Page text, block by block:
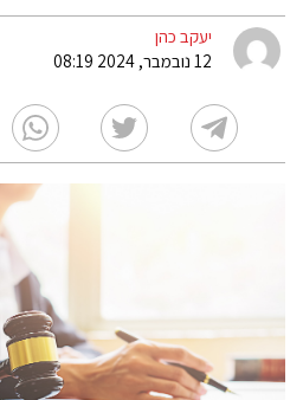
יעקב כהן
12 נובמבר, 2024 08:19